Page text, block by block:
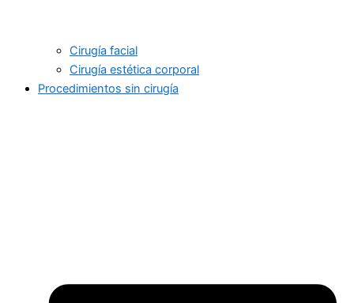
Cirugía facial
Cirugía estética corporal
Procedimientos sin cirugía